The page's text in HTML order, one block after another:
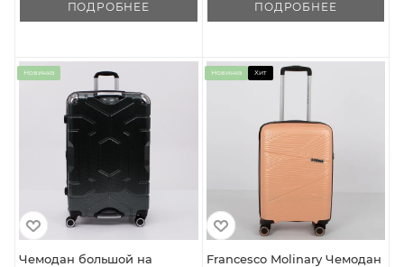
ПОДРОБНЕЕ ПОДРОБНЕЕ
Новинка
Чемодан большой на
Новинка Хит
Francesco Molinary Чемодан